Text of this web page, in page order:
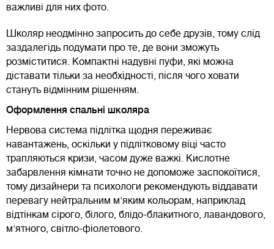
важливі для них фото.
Школяр неодмінно запросить до себе друзів, тому слід
заздалегідь подумати про те, де вони зможуть
розміститися. Компактні надувні пуфи, які можна
діставати тільки за необхідності, після чого ховати
стануть відмінним рішенням.
Оформлення спальні школяра
Нервова система підлітка щодня переживає
навантажень, оскільки у підлітковому віці часто
трапляються кризи, часом дуже важкі. Кислотне
забарвлення кімнати точно не допоможе заспокоїтися,
тому дизайнери та психологи рекомендують віддавати
перевагу нейтральним м'яким кольорам, наприклад
відтінкам сірого, білого, блідо-блакитного, лавандового,
м'ятного, світло-фіолетового.